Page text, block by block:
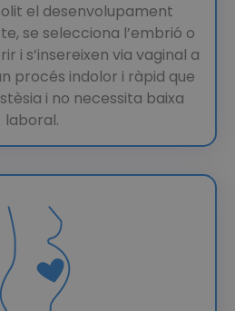
el desenvolupament
se selecciona l’embrió o
i s’insereixen via vaginal a
procés indolor i ràpid que
i no necessita baixa
laboral.